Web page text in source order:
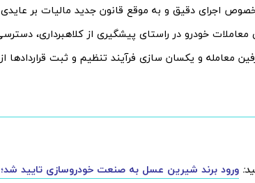
اجرای دقیق و به موقع قانون جدید مالیات بر عایدی
خودرو در راستای پیشگیری از کلاهبرداری،
معامله و یکسان سازی فرآیند تنظیم و ثبت
ورود برند شیرین عسل به صنعت خودروسازی تایید شد؛